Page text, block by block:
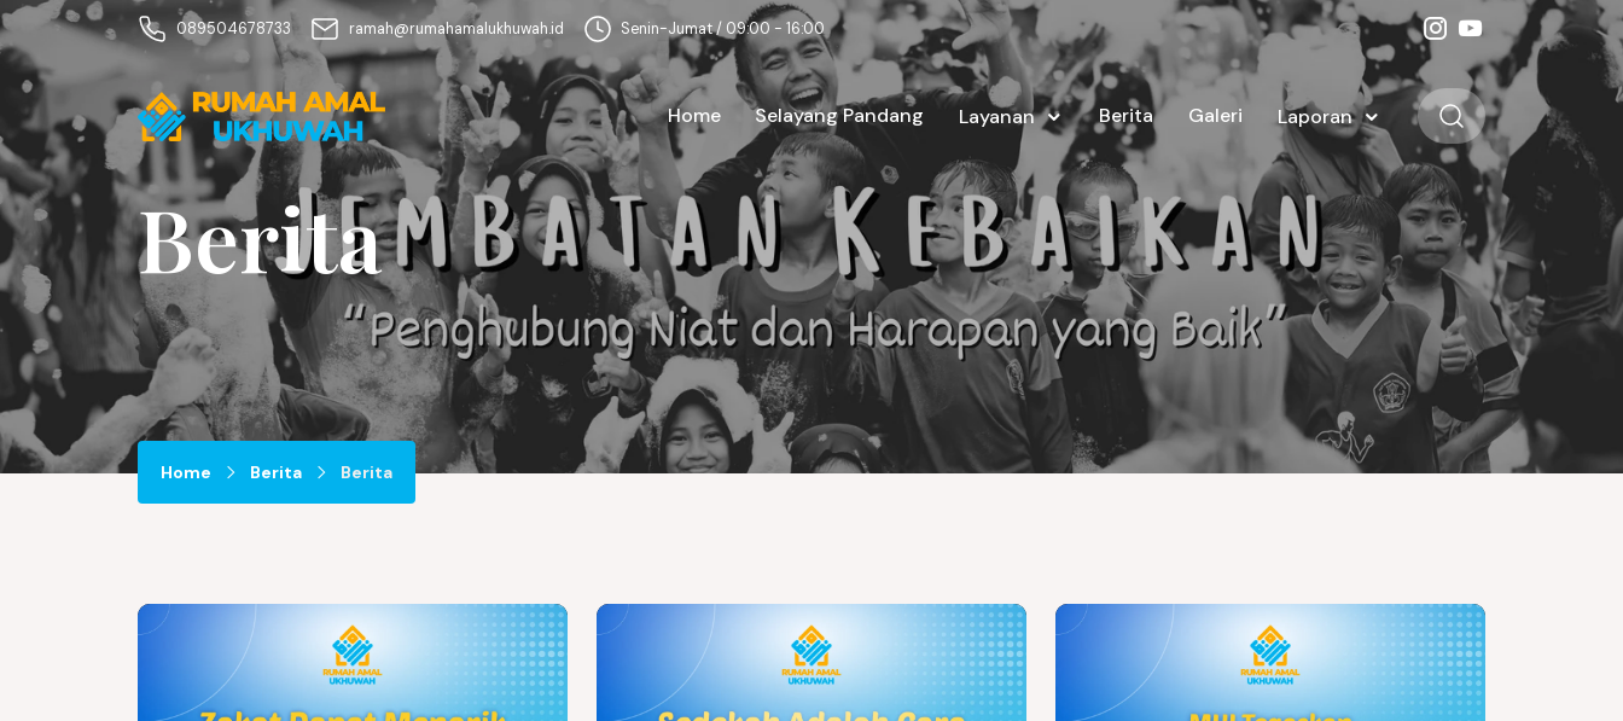
089504678733 ramah@rumahamalukhuwah.id Senin-Jumat / 09:00 - 16:00
Home Selayang Pandang Layanan Berita Galeri Laporan
Berita
Home Berita Berita